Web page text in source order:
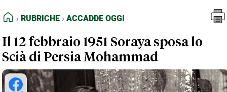
FEED RSS
NORMATIVE DEONTOLOGICHE
TERMINI e CONDIZIONI
Rubriche
Accadde oggi
HOME
RUBRICHE ACCADDE OGGI
Il 12 febbraio 1951 Soraya sposa lo
Scià di Persia Mohammad